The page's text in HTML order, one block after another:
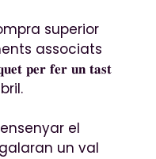
superior
associats
𝐩𝐞𝐫 𝐟𝐞𝐫 𝐮𝐧 𝐭𝐚𝐬𝐭
ensenyar el
un val